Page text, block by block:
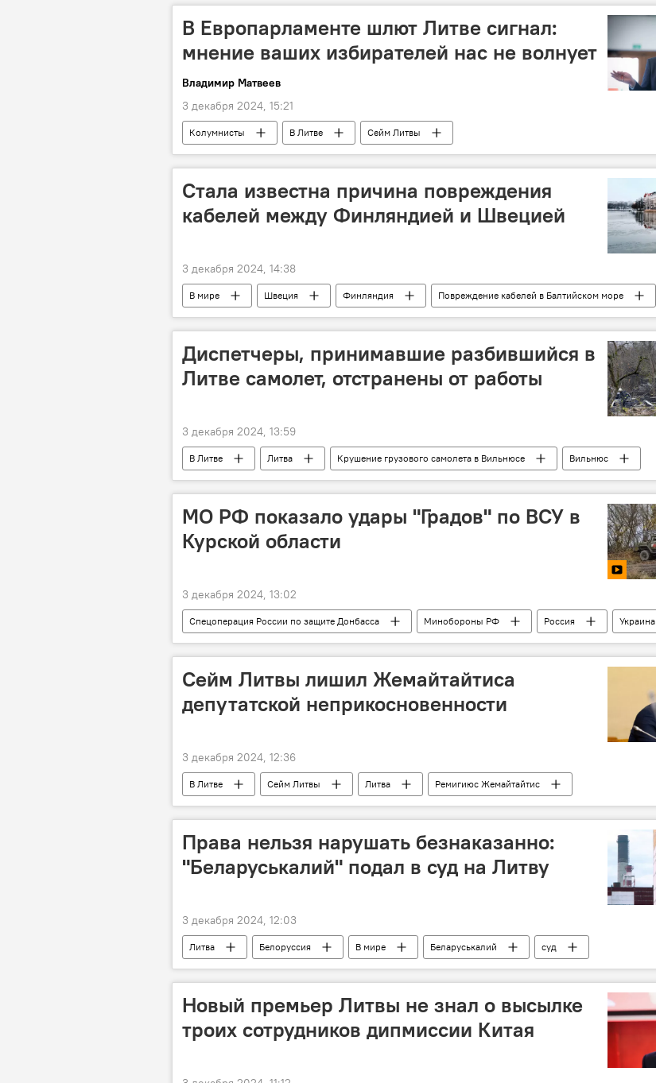
В Европарламенте шлют Литве сигнал:
мнение ваших избирателей нас не волнует
Владимир Матвеев
3 декабря 2024, 15:21
Колумнисты В Литве
Сейм Литвы
Формирование коалиции и нового кабмина Литвы
Политика
Общество
Стала известна причина повреждения
кабелей между Финляндией и Швецией
3 декабря 2024, 14:38
В мире Швеция Финляндия
Повреждение кабелей в Балтийском море
кабель
подземный кабель
Диспетчеры, принимавшие разбившийся в
Литве самолет, отстранены от работы
3 декабря 2024, 13:59
В Литве Литва Крушение грузового самолета в Вильнюсе
Вильнюс
самолет
МО РФ показало удары "Градов" по ВСУ в
Курской области
3 декабря 2024, 13:02
Спецоперация России по защите Донбасса Минобороны РФ Россия Украина
Сейм Литвы лишил Жемайтайтиса
депутатской неприкосновенности
3 декабря 2024, 12:36
В Литве Сейм Литвы Литва
Ремигиюс Жемайтайтис
Формирование коалиции и нового кабмина Литвы
Политика
Общество
Права нельзя нарушать безнаказанно:
"Беларуськалий" подал в суд на Литву
3 декабря 2024, 12:03
Литва Белоруссия В мире Беларуськалий суд
Новый премьер Литвы не знал о высылке
троих сотрудников дипмиссии Китая